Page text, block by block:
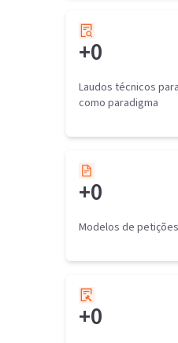
+0
Laudos técnicos
como paradigma
+0
Modelos de
+0